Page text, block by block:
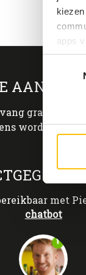
apps
Vind
voor
AAN
graag jullie
worden
met
chatbot